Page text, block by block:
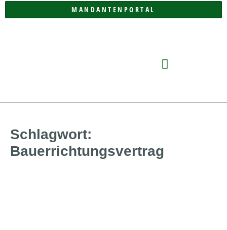
MANDANTENPORTAL
Schlagwort:
Bauerrichtungsvertrag